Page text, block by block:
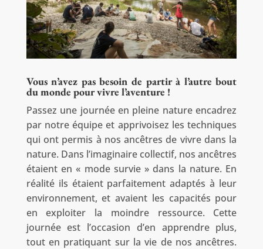
Vous n’avez pas besoin de partir à l’autre bout
du monde pour vivre l’aventure !
Passez une journée en pleine nature encadrez
par notre équipe et apprivoisez les techniques
qui ont permis à nos ancêtres de vivre dans la
nature. Dans l’imaginaire collectif, nos ancêtres
étaient en « mode survie » dans la nature. En
réalité ils étaient parfaitement adaptés à leur
environnement, et avaient les capacités pour
en exploiter la moindre ressource. Cette
journée est l’occasion d’en apprendre plus,
tout en pratiquant sur la vie de nos ancêtres.